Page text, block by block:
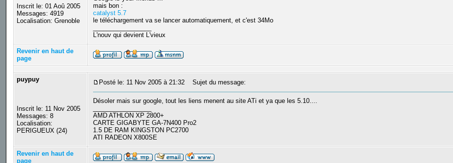
Inscrit le: 01 Aoû 2005
Messages: 4919
Localisation: Grenoble
mais bon :
catalyst 5.7
le téléchargement va se lancer automatiquement, et c'est 34Mo
L'nouv qui devient L'vieux
Revenir en haut de
page
puypuy
Inscrit le: 11 Nov 2005
Messages: 8
Localisation:
PERIGUEUX (24)
Posté le: 11 Nov 2005 à 21:32 Sujet du message:
Désoler mais sur google, tout les liens menent au site ATi et ya que les 5.10....
AMD ATHLON XP 2800+
CARTE GIGABYTE GA-7N400 Pro2
1.5 DE RAM KINGSTON PC2700
ATI RADEON X800SE
Revenir en haut de
page